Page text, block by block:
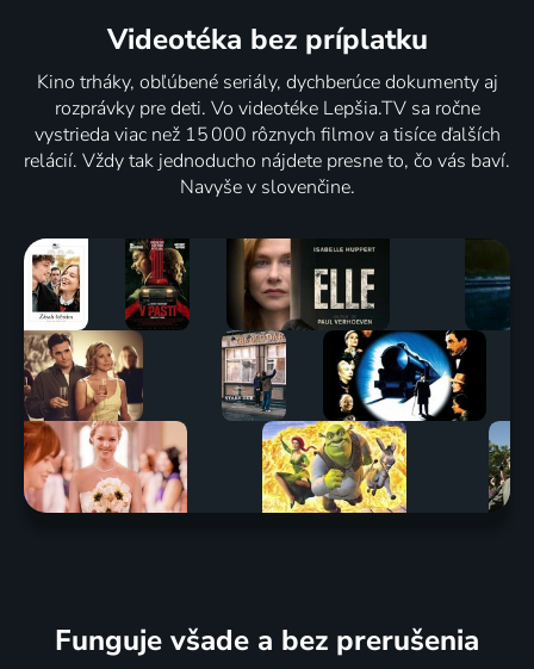
Videotéka bez príplatku
Kino trháky, obľúbené seriály, dychberúce dokumenty aj
rozprávky pre deti. Vo videotéke Lepšia.TV sa ročne
vystrieda viac než 15 000 rôznych filmov a tisíce ďalších
relácií. Vždy tak jednoducho nájdete presne to, čo vás baví.
Navyše v slovenčine.
Funguje všade a bez prerušenia